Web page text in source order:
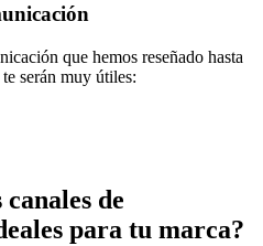
que hemos reseñado hasta
serán muy útiles:
de
para tu marca?